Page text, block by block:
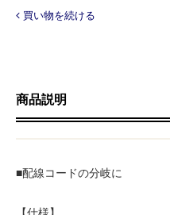
買い物を続ける
商品説明
■配線コードの分岐に